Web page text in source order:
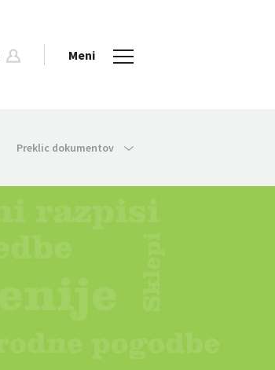
Meni
Preklic dokumentov